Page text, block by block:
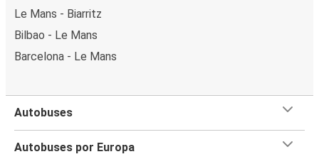
Le Mans - Biarritz
Bilbao - Le Mans
Barcelona - Le Mans
Autobuses
Autobuses por Europa